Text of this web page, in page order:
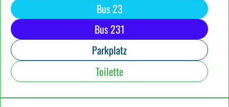
Bus 23
Bus 231
Parkplatz
Toilette